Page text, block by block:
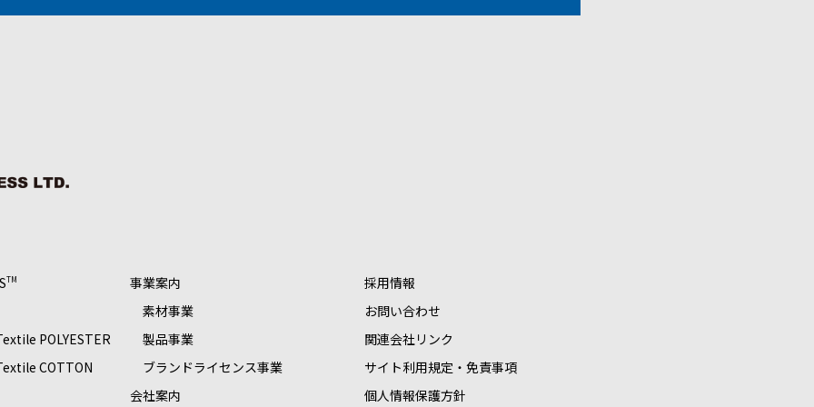
TM
POLYESTER
COTTON
事業案内
素材事業
製品事業
ブランドライセンス事業
会社案内
採用情報
お問い合わせ
関連会社リンク
サイト利用規定・免責事項
個人情報保護方針